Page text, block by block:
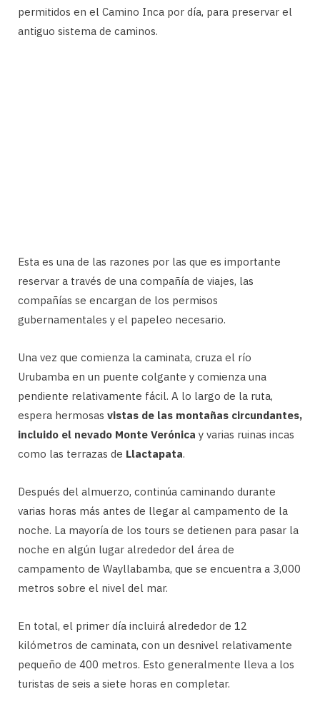
permitidos en el Camino Inca por día, para preservar el
antiguo sistema de caminos.
Esta es una de las razones por las que es importante
reservar a través de una compañía de viajes, las
compañías se encargan de los permisos
gubernamentales y el papeleo necesario.
Una vez que comienza la caminata, cruza el río
Urubamba en un puente colgante y comienza una
pendiente relativamente fácil. A lo largo de la ruta,
espera hermosas vistas de las montañas circundantes,
incluido el nevado Monte Verónica y varias ruinas incas
como las terrazas de Llactapata.
Después del almuerzo, continúa caminando durante
varias horas más antes de llegar al campamento de la
noche. La mayoría de los tours se detienen para pasar la
noche en algún lugar alrededor del área de
campamento de Wayllabamba, que se encuentra a 3,000
metros sobre el nivel del mar.
En total, el primer día incluirá alrededor de 12
kilómetros de caminata, con un desnivel relativamente
pequeño de 400 metros. Esto generalmente lleva a los
turistas de seis a siete horas en completar.